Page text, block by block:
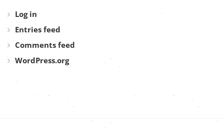
Log in
Entries feed
Comments feed
WordPress.org